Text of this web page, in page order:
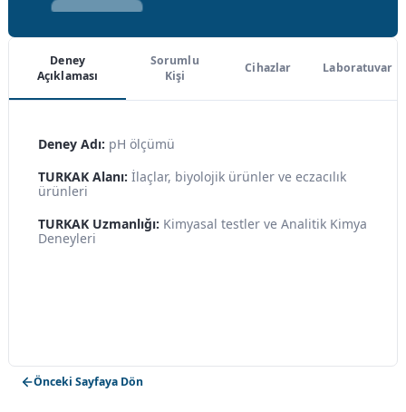
Deney
Açıklaması
Sorumlu
Kişi
Cihazlar Laboratuvar
Deney Adı: pH ölçümü
TURKAK Alanı: İlaçlar, biyolojik ürünler ve eczacılık
ürünleri
TURKAK Uzmanlığı: Kimyasal testler ve Analitik Kimya
Deneyleri
Önceki Sayfaya Dön